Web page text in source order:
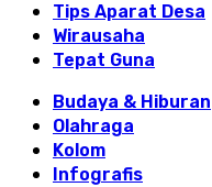
Tips Aparat Desa
Wirausaha
Tepat Guna
Budaya & Hiburan
Olahraga
Kolom
Infografis